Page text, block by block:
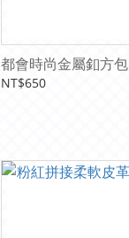
都會時尚金屬釦方包
NT$650